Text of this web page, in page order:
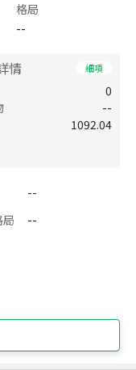
格局
--
情 細項
0
--
1092.04
--
局
--